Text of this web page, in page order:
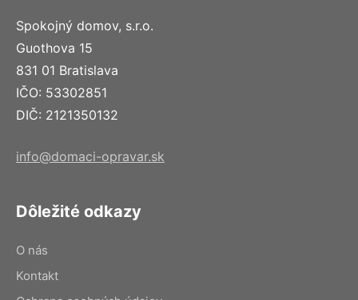
Spokojný domov, s.r.o.
Guothova 15
831 01 Bratislava
IČO: 53302851
DIČ: 2121350132
info@domaci-opravar.sk
Dôležité odkazy
O nás
Kontakt